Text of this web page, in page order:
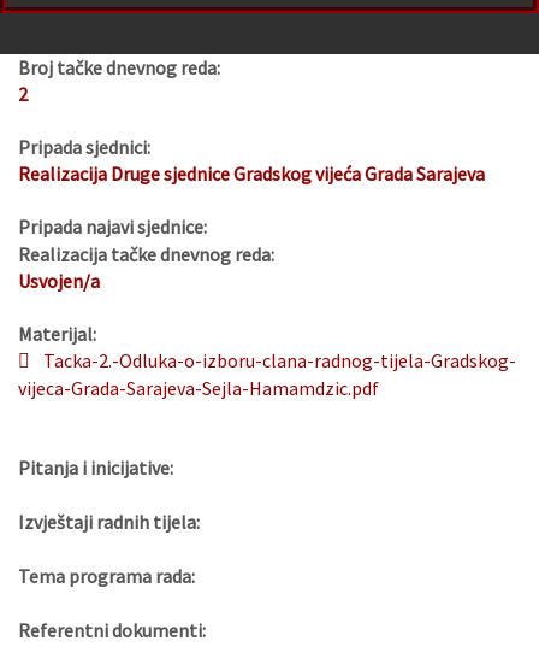
Broj tačke dnevnog reda:
2
Pripada sjednici:
Realizacija Druge sjednice Gradskog vijeća Grada Sarajeva
Pripada najavi sjednice:
Realizacija tačke dnevnog reda:
Usvojen/a
Materijal:
Tacka-2.-Odluka-o-izboru-clana-radnog-tijela-Gradskog-
vijeca-Grada-Sarajeva-Sejla-Hamamdzic.pdf
Pitanja i inicijative:
Izvještaji radnih tijela:
Tema programa rada:
Referentni dokumenti: